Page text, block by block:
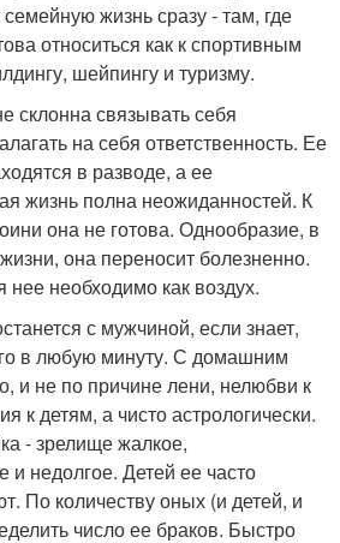
жизнь сразу - там, где
относиться как к спортивным
шейпингу и туризму.
склонна связывать себя
на себя ответственность. Ее
в разводе, а ее
жизнь полна неожиданностей. К
она не готова. Однообразие, в
она переносит болезненно.
необходимо как воздух.
с мужчиной, если знает,
в любую минуту. С домашним
и не по причине лени, нелюбви к
к детям, а чисто астрологически.
- зрелище жалкое,
и недолгое. Детей ее часто
По количеству оных (и детей, и
число ее браков. Быстро